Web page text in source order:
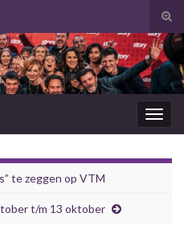
te zeggen op VTM
t/m 13 oktober